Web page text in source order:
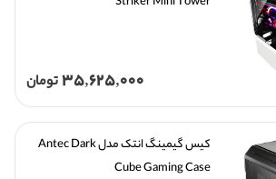
35,625,000تومان
Cube Gaming Case